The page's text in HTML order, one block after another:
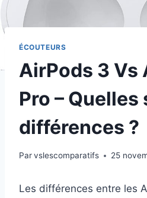
ÉCOUTEURS
AirPods 3 Vs
Pro – Quelles
différences ?
Parvslescomparatifs 25
Les différences entre les